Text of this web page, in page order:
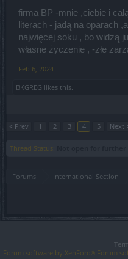
firma BP -mnie ,ciebie i
literach - jadą na oparach
najwięcej soku , bo widzą
własne życzenie , -złe
Feb 6, 2024
BKGREG likes this.
< Prev 1 2 3 4 5 Next
Thread Status:
Forums International Section
Forum software by XenForo ® Forum